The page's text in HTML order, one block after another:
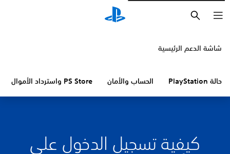
شاشة الدعم الرئيسية
حالة PlayStation الحساب والأمان PS Store واسترداد الأموال
كيفية تسجيل الدخول على